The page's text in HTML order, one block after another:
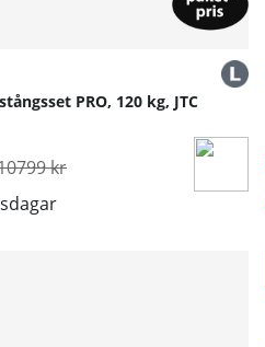
PRO, 120 kg, JTC
pris:
kr